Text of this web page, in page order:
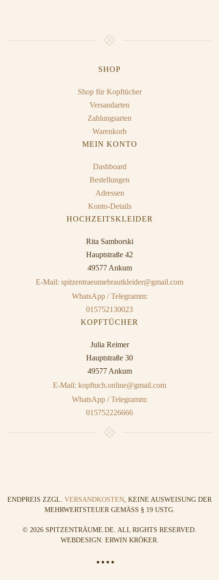
SHOP
Shop für Kopftücher
Versandarten
Zahlungsarten
Warenkorb
MEIN KONTO
Dashboard
Bestellungen
Adressen
Konto-Details
HOCHZEITSKLEIDER
Rita Samborski
Hauptstraße 42
49577 Ankum
E-Mail: spitzentraeumebrautkleider@gmail.com
WhatsApp / Telegramm:
015752130023
KOPFTÜCHER
Julia Reimer
Hauptstraße 30
49577 Ankum
E-Mail: kopftuch.online@gmail.com
WhatsApp / Telegramm:
015752226666
ENDPREIS ZZGL. VERSANDKOSTEN, KEINE AUSWEISUNG DER
MEHRWERTSTEUER GEMÄSS § 19 USTG.
© 2026 SPITZENTRÄUME.DE. ALL RIGHTS RESERVED.
WEBDESIGN: ERWIN KRÖKER.